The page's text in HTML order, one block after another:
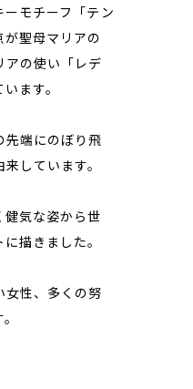
ーモチーフ「テン
聖母マリアの
の使い「レデ
ます。
先端にのぼり飛
しています。
健気な姿から世
描きました。
女性、多くの努